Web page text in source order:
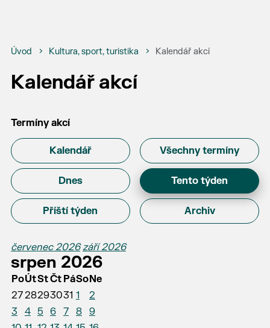
Úvod Kultura, sport, turistika Kalendář akcí
Kalendář akcí
Termíny akcí
Kalendář Všechny termíny
Dnes Tento týden
Příští týden Archiv
červenec 2026 září 2026
srpen 2026
PoÚtStČt PáSoNe
2728293031 1
2
3
4 5 6 7 8
9